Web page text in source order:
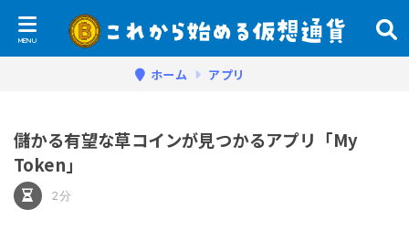
ホーム アプリ
儲かる有望な草コインが見つかるアプリ「My
Token」
2分